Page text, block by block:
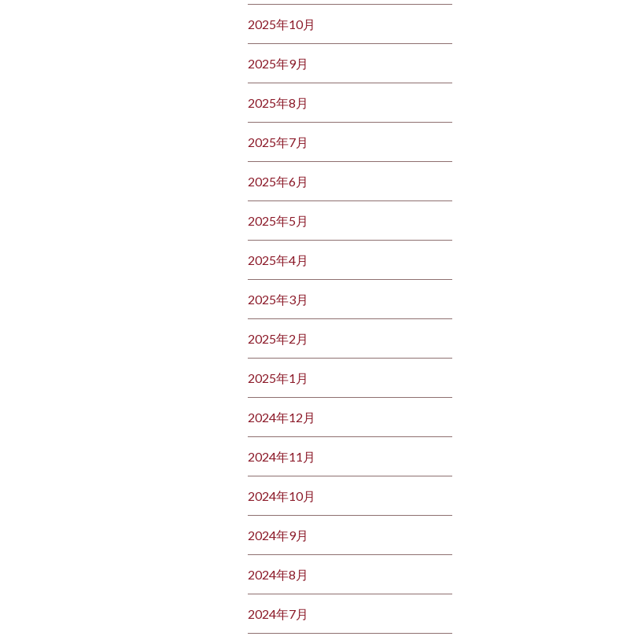
2025年10月
2025年9月
2025年8月
2025年7月
2025年6月
2025年5月
2025年4月
2025年3月
2025年2月
2025年1月
2024年12月
2024年11月
2024年10月
2024年9月
2024年8月
2024年7月